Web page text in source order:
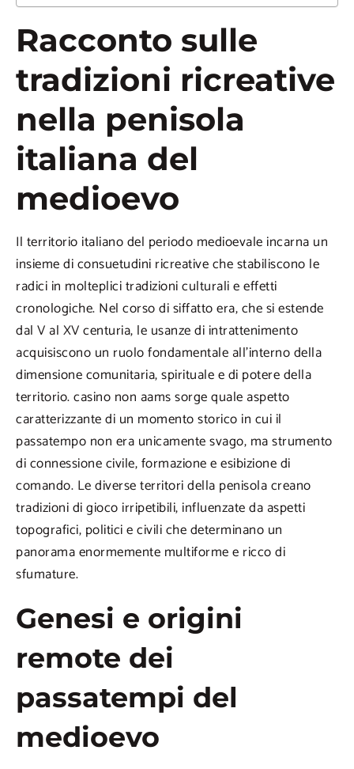
Racconto sulle
tradizioni ricreative
nella penisola
italiana del
medioevo
Il territorio italiano del periodo medioevale incarna un
insieme di consuetudini ricreative che stabiliscono le
radici in molteplici tradizioni culturali e effetti
cronologiche. Nel corso di siffatto era, che si estende
dal V al XV centuria, le usanze di intrattenimento
acquisiscono un ruolo fondamentale all’interno della
dimensione comunitaria, spirituale e di potere della
territorio. casino non aams sorge quale aspetto
caratterizzante di un momento storico in cui il
passatempo non era unicamente svago, ma strumento
di connessione civile, formazione e esibizione di
comando. Le diverse territori della penisola creano
tradizioni di gioco irripetibili, influenzate da aspetti
topografici, politici e civili che determinano un
panorama enormemente multiforme e ricco di
sfumature.
Genesi e origini
remote dei
passatempi del
medioevo